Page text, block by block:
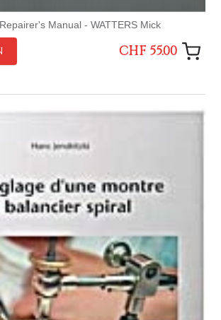
Manual - WATTERS Mick
CHF 55.00